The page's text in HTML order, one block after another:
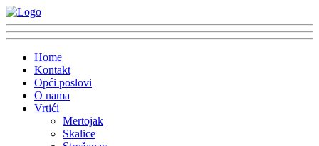
Home
Kontakt
Opći poslovi
O nama
Vrtići
Mertojak
Skalice